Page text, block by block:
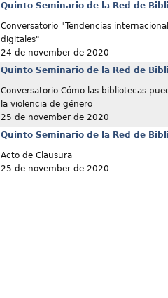
Quinto Seminario de la Red de
Conversatorio "Tendencias
digitales"
24 de november de 2020
Quinto Seminario de la Red de
Conversatorio Cómo las bibliotecas
la violencia de género
25 de november de 2020
Quinto Seminario de la Red de
Acto de Clausura
25 de november de 2020